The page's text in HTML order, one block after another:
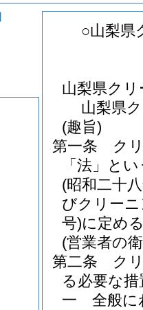
○山梨県
山梨県ク
山梨県
(趣旨)
第一条
ク
「法」と
(昭和二十
びクリー
号)に定め
(営業者の
第二条
ク
る必要な
一
全般に